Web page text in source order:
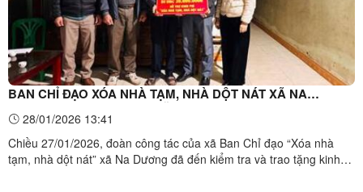
BAN CHỈ ĐẠO XÓA NHÀ TẠM, NHÀ DỘT NÁT XÃ NA
DƯƠNG TRAO KINH PHÍ HỖ TRỢ SỬA CHỮA NHÀ Ở CHO
02 HỘ GIA ĐÌNH
28/01/2026 13:41
Chiều 27/01/2026, đoàn công tác của xã Ban Chỉ đạo “Xóa nhà
tạm, nhà dột nát” xã Na Dương đã đến kiểm tra và trao tặng kinh